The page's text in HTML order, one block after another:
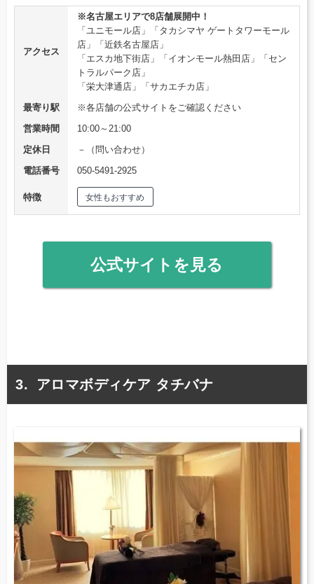
アクセス
※名古屋エリアで8店舗展開中！
「ユニモール店」「タカシマヤ ゲートタワーモール
店」「近鉄名古屋店」
「エスカ地下街店」「イオンモール熱田店」「セン
トラルパーク店」
「栄大津通店」「サカエチカ店」
最寄り駅
※各店舗の公式サイトをご確認ください
営業時間
10:00～21:00
定休日
－（問い合わせ）
電話番号
050-5491-2925
特徴 女性もおすすめ
公式サイトを見る
アロマボディケア タチバナ